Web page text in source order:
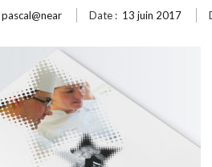
pascal@near Date : 13 juin 2017